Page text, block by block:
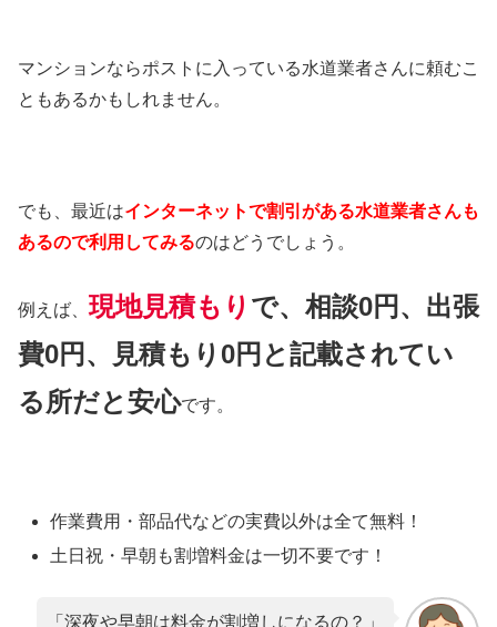
マンションならポストに入っている水道業者さんに頼むこ
ともあるかもしれません。
でも、最近はインターネットで割引がある水道業者さんも
あるので利用してみるのはどうでしょう。
例えば、現地見積もり で、相談0円、出張
費0円、見積もり0円と記載されてい
る所だと安心です。
作業費用・部品代などの実費以外は全て無料！
土日祝・早朝も割増料金は一切不要です！
「深夜や早朝は料金が割増しになるの？」